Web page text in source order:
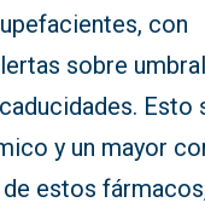
con
sobre
Esto
y un mayor
estos